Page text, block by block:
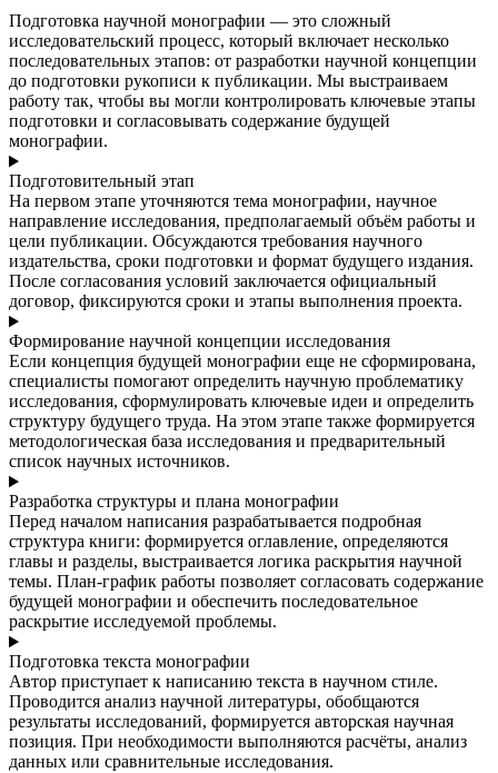
Подготовка научной монографии — это сложный
исследовательский процесс, который включает несколько
последовательных этапов: от разработки научной концепции
до подготовки рукописи к публикации. Мы выстраиваем
работу так, чтобы вы могли контролировать ключевые этапы
подготовки и согласовывать содержание будущей
монографии.
Подготовительный этап
На первом этапе уточняются тема монографии, научное
направление исследования, предполагаемый объём работы и
цели публикации. Обсуждаются требования научного
издательства, сроки подготовки и формат будущего издания.
После согласования условий заключается официальный
договор, фиксируются сроки и этапы выполнения проекта.
Формирование научной концепции исследования
Если концепция будущей монографии еще не сформирована,
специалисты помогают определить научную проблематику
исследования, сформулировать ключевые идеи и определить
структуру будущего труда. На этом этапе также формируется
методологическая база исследования и предварительный
список научных источников.
Разработка структуры и плана монографии
Перед началом написания разрабатывается подробная
структура книги: формируется оглавление, определяются
главы и разделы, выстраивается логика раскрытия научной
темы. План-график работы позволяет согласовать содержание
будущей монографии и обеспечить последовательное
раскрытие исследуемой проблемы.
Подготовка текста монографии
Автор приступает к написанию текста в научном стиле.
Проводится анализ научной литературы, обобщаются
результаты исследований, формируется авторская научная
позиция. При необходимости выполняются расчёты, анализ
данных или сравнительные исследования.